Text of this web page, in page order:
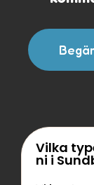
Vilka
ni i